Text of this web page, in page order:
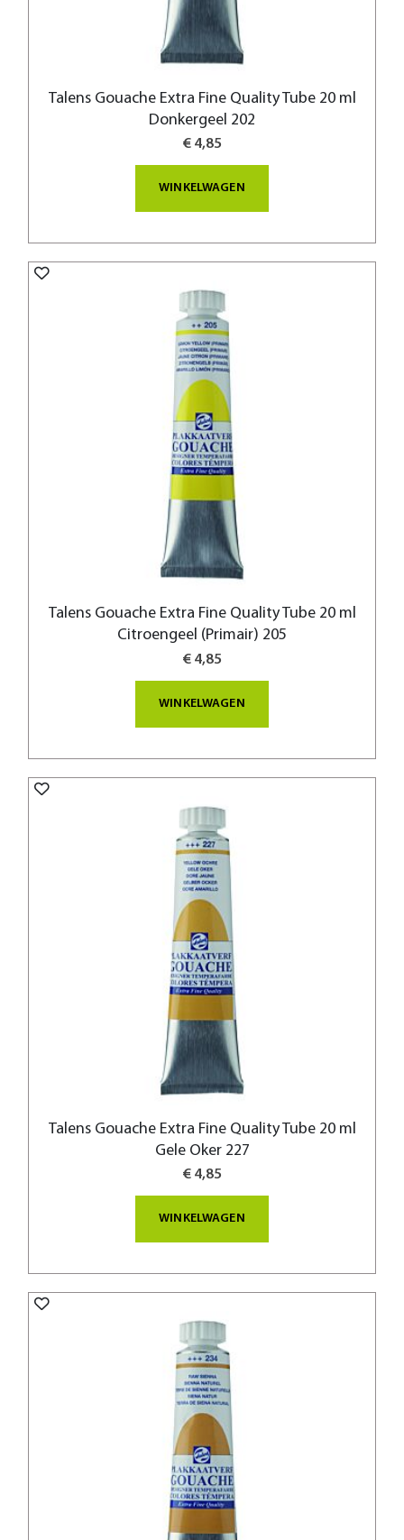
Talens Gouache Extra Fine Quality Tube 20 ml
Donkergeel 202
€ 4,85
WINKELWAGEN
Talens Gouache Extra Fine Quality Tube 20 ml
Citroengeel (Primair) 205
€ 4,85
WINKELWAGEN
Talens Gouache Extra Fine Quality Tube 20 ml
Gele Oker 227
€ 4,85
WINKELWAGEN